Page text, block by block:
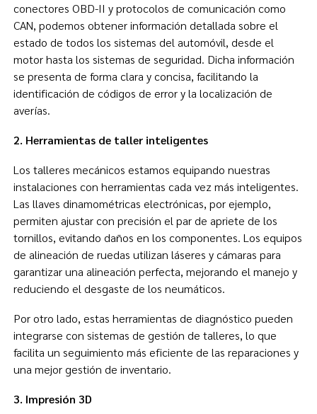
conectores OBD-II y protocolos de comunicación como
CAN, podemos obtener información detallada sobre el
estado de todos los sistemas del automóvil, desde el
motor hasta los sistemas de seguridad. Dicha información
se presenta de forma clara y concisa, facilitando la
identificación de códigos de error y la localización de
averías.
2. Herramientas de taller inteligentes
Los talleres mecánicos estamos equipando nuestras
instalaciones con herramientas cada vez más inteligentes.
Las llaves dinamométricas electrónicas, por ejemplo,
permiten ajustar con precisión el par de apriete de los
tornillos, evitando daños en los componentes. Los equipos
de alineación de ruedas utilizan láseres y cámaras para
garantizar una alineación perfecta, mejorando el manejo y
reduciendo el desgaste de los neumáticos.
Por otro lado, estas herramientas de diagnóstico pueden
integrarse con sistemas de gestión de talleres, lo que
facilita un seguimiento más eficiente de las reparaciones y
una mejor gestión de inventario.
3. Impresión 3D